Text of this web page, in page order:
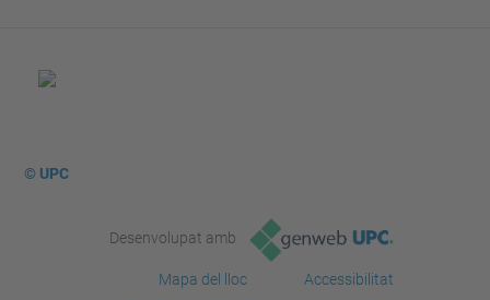
© UPC
Desenvolupat amb
Mapa del lloc
Accessibilitat